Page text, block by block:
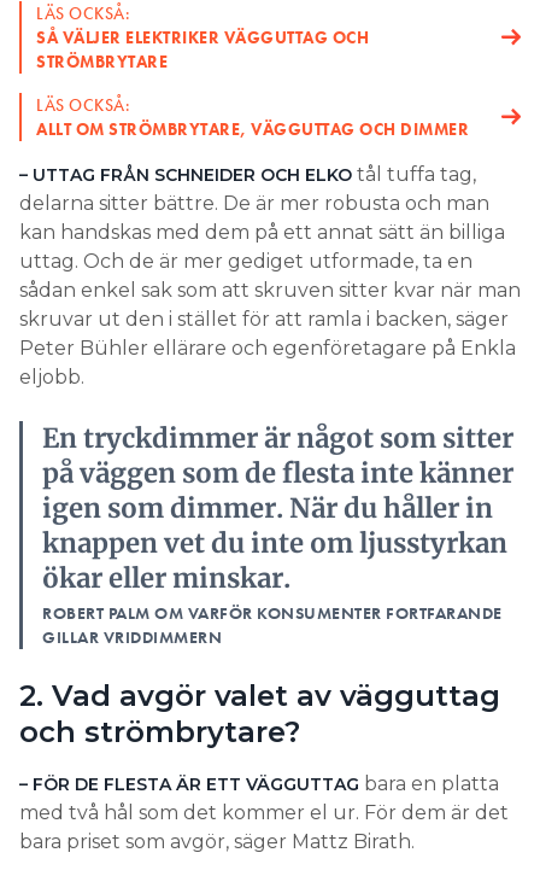
LÄS OCKSÅ:
SÅ VÄLJER ELEKTRIKER VÄGGUTTAG OCH
STRÖMBRYTARE
LÄS OCKSÅ:
ALLT OM STRÖMBRYTARE, VÄGGUTTAG OCH DIMMER
– UTTAG FRÅN SCHNEIDER OCH ELKO tål tuffa tag,
delarna sitter bättre. De är mer robusta och man
kan handskas med dem på ett annat sätt än billiga
uttag. Och de är mer gediget utformade, ta en
sådan enkel sak som att skruven sitter kvar när man
skruvar ut den i stället för att ramla i backen, säger
Peter Bühler ellärare och egenföretagare på Enkla
eljobb.
En tryckdimmer är något som sitter
på väggen som de flesta inte känner
igen som dimmer. När du håller in
knappen vet du inte om ljusstyrkan
ökar eller minskar.
ROBERT PALM OM VARFÖR KONSUMENTER FORTFARANDE
GILLAR VRIDDIMMERN
2. Vad avgör valet av vägguttag
och strömbrytare?
– FÖR DE FLESTA ÄR ETT VÄGGUTTAG bara en platta
med två hål som det kommer el ur. För dem är det
bara priset som avgör, säger Mattz Birath.